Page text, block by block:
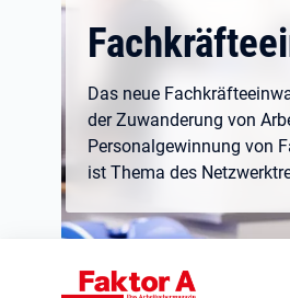
Das neue
der Zuwanderung von
Personalgewinnung von
ist Thema des